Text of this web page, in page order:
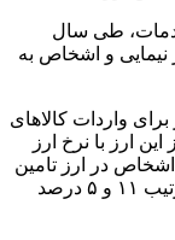
طی سال
سهم ارز نیمایی و اشخاص به
و ۵۶۳ میلیون دلار برای واردات کالاهای
که حدوداً ۸۴ درصد از این ارز با نرخ ارز
در ارز تامین
شده برای کالاهای حوزه کشاروزی حدوداً به ترتیب ۱۱ و ۵ درصد